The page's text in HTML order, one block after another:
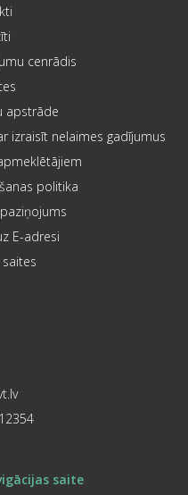
cenrādis
apstrāde
izraisīt nelaimes gadījumus
politika
E-adresi
saite